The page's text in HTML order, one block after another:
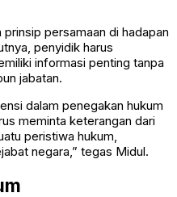
persamaan di hadapan
penyidik harus
informasi penting tanpa
jabatan.
dalam penegakan hukum
meminta keterangan dari
peristiwa hukum,
negara,” tegas Midul.